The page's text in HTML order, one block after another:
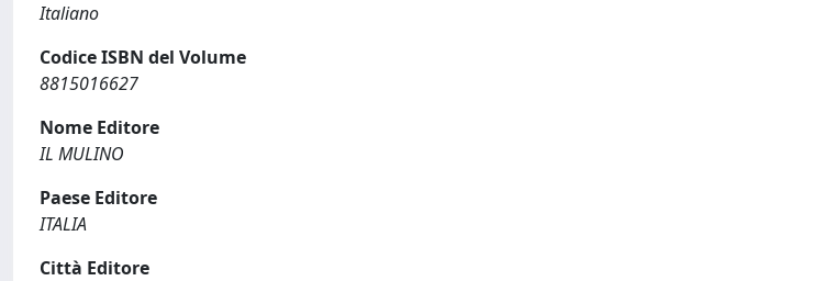
Italiano
Codice ISBN del Volume
8815016627
Nome Editore
IL MULINO
Paese Editore
ITALIA
Città Editore